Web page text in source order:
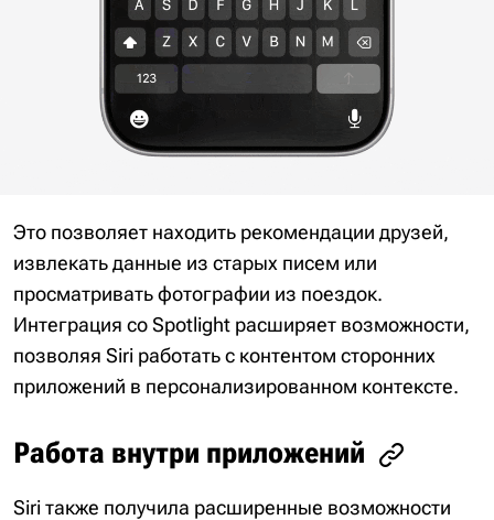
Это позволяет находить рекомендации друзей,
извлекать данные из старых писем или
просматривать фотографии из поездок.
Интеграция со Spotlight расширяет возможности,
позволяя Siri работать с контентом сторонних
приложений в персонализированном контексте.
Работа внутри приложений
Siri также получила расширенные возможности